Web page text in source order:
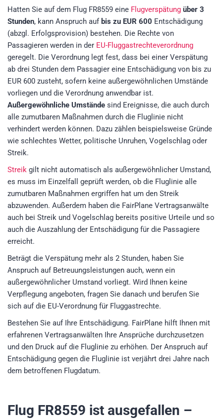
Hatten Sie auf dem Flug FR8559 eine Flugverspätung über 3
Stunden, kann Anspruch auf bis zu EUR 600 Entschädigung
(abzgl. Erfolgsprovision) bestehen. Die Rechte von
Passagieren werden in der EU-Fluggastrechteverordnung
geregelt. Die Verordnung legt fest, dass bei einer Verspätung
ab drei Stunden dem Passagier eine Entschädigung von bis zu
EUR 600 zusteht, sofern keine außergewöhnlichen Umstände
vorliegen und die Verordnung anwendbar ist.
Außergewöhnliche Umstände sind Ereignisse, die auch durch
alle zumutbaren Maßnahmen durch die Fluglinie nicht
verhindert werden können. Dazu zählen beispielsweise Gründe
wie schlechtes Wetter, politische Unruhen, Vogelschlag oder
Streik.
Streik gilt nicht automatisch als außergewöhnlicher Umstand,
es muss im Einzelfall geprüft werden, ob die Fluglinie alle
zumutbaren Maßnahmen ergriffen hat um den Streik
abzuwenden. Außerdem haben die FairPlane Vertragsanwälte
auch bei Streik und Vogelschlag bereits positive Urteile und so
auch die Auszahlung der Entschädigung für die Passagiere
erreicht.
Beträgt die Verspätung mehr als 2 Stunden, haben Sie
Anspruch auf Betreuungsleistungen auch, wenn ein
außergewöhnlicher Umstand vorliegt. Wird Ihnen keine
Verpflegung angeboten, fragen Sie danach und berufen Sie
sich auf die EU-Verordnung für Fluggastrechte.
Bestehen Sie auf Ihre Entschädigung. FairPlane hilft Ihnen mit
erfahrenen Vertragsanwälten Ihre Ansprüche durchzusetzen
und den Druck auf die Fluglinie zu erhöhen. Der Anspruch auf
Entschädigung gegen die Fluglinie ist verjährt drei Jahre nach
dem betroffenen Flugdatum.
Flug FR8559 ist ausgefallen –